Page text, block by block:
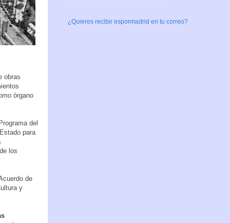
obras
órgano
del
para
los
de
y
¿Quieres recibir espormadrid en tu correo?